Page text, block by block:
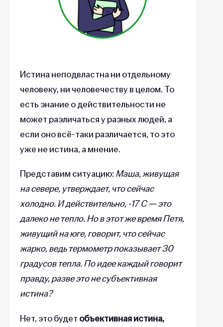
Истина неподвластна ни отдельному
человеку, ни человечеству в целом. То
есть знание о действительности не
может различаться у разных людей, а
если оно всё-таки различается, то это
уже не истина, а мнение.
Представим ситуацию: Маша, живущая
на севере, утверждает, что сейчас
холодно. И действительно, -17 С — это
далеко не тепло. Но в этот же время Петя,
живущий на юге, говорит, что сейчас
жарко, ведь термометр показывает 30
градусов тепла. По идее каждый говорит
правду, разве это не субъективная
истина?
Нет, это будет объективная истина,